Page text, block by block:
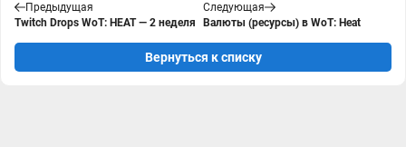
Предыдущая
Twitch Drops WoT: HEAT — 2 неделя
Следующая
Валюты (ресурсы) в WoT: Heat
Вернуться к списку